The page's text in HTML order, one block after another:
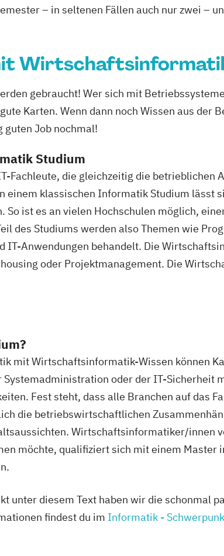
– in seltenen Fällen auch nur zwei –
gebraucht! Wer sich mit
Karten. Wenn dann noch Wissen aus der
guten Job nochmal!
Studium
Fachleute, die gleichzeitig die betrieblichen
einem klassischen Informatik Studium lässt
So ist es an vielen Hochschulen möglich,
des Studiums werden also Themen wie
IT-Anwendungen behandelt. Die
oder Projektmanagement. Die
mit Wirtschaftsinformatik-Wissen können
oder der IT-Sicherheit
Fest steht, dass alle Branchen auf das
die betriebswirtschaftlichen
Wirtschaftsinformatiker/innen
möchte, qualifiziert sich mit einem
unter diesem Text haben wir die schonmal
findest du im Informatik -